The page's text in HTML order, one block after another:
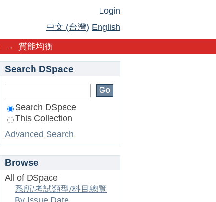
Login
中文 (台灣) English
→ 質能均衡
Search DSpace
Search DSpace
This Collection
Advanced Search
Browse
All of DSpace
系所/考試類型/科目總覽
By Issue Date